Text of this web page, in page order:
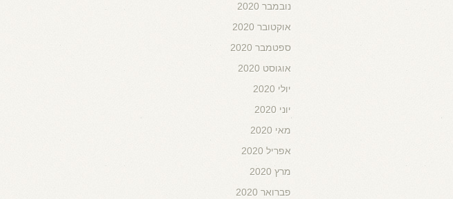
נובמבר 2020
אוקטובר 2020
ספטמבר 2020
אוגוסט 2020
יולי 2020
יוני 2020
מאי 2020
אפריל 2020
מרץ 2020
פברואר 2020